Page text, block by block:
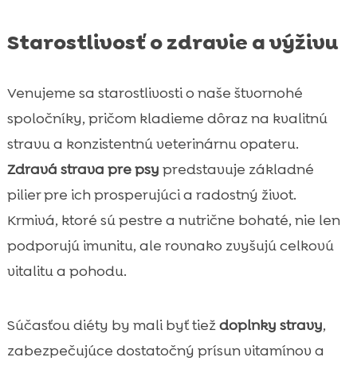
Starostlivosť o zdravie a výživu
Venujeme sa starostlivosti o naše štvornohé
spoločníky, pričom kladieme dôraz na kvalitnú
stravu a konzistentnú veterinárnu opateru.
Zdravá strava pre psy predstavuje základné
pilier pre ich prosperujúci a radostný život.
Krmivá, ktoré sú pestre a nutrične bohaté, nie len
podporujú imunitu, ale rovnako zvyšujú celkovú
vitalitu a pohodu.
Súčasťou diéty by mali byť tieždoplnky stravy,
zabezpečujúce dostatočný prísun vitamínov a